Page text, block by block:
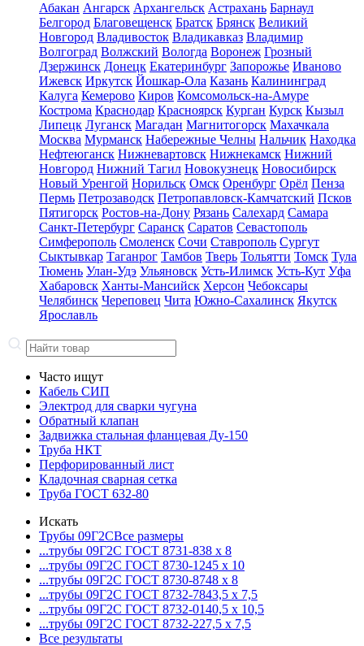
Абакан Ангарск Архангельск Астрахань Барнаул
Белгород Благовещенск Братск Брянск Великий
Новгород Владивосток Владикавказ Владимир
Волгоград Волжский Вологда Воронеж Грозный
Дзержинск Донецк Екатеринбург Запорожье Иваново
Ижевск Иркутск Йошкар-Ола Казань Калининград
Калуга Кемерово Киров Комсомольск-на-Амуре
Кострома Краснодар Красноярск Курган Курск Кызыл
Липецк Луганск Магадан Магнитогорск Махачкала
Москва Мурманск Набережные Челны Нальчик Находка
Нефтеюганск Нижневартовск Нижнекамск Нижний
Новгород Нижний Тагил Новокузнецк Новосибирск
Новый Уренгой Норильск Омск Оренбург Орёл Пенза
Пермь Петрозаводск Петропавловск-Камчатский Псков
Пятигорск Ростов-на-Дону Рязань Салехард Самара
Санкт-Петербург Саранск Саратов Севастополь
Симферополь Смоленск Сочи Ставрополь Сургут
Сыктывкар Таганрог Тамбов Тверь Тольятти Томск Тула
Тюмень Улан-Удэ Ульяновск Усть-Илимск Усть-Кут Уфа
Хабаровск Ханты-Мансийск Херсон Чебоксары
Челябинск Череповец Чита Южно-Сахалинск Якутск
Ярославль
Часто ищут
Кабель СИП
Электрод для сварки чугуна
Обратный клапан
Задвижка стальная фланцевая Ду-150
Труба НКТ
Перфорированный лист
Кладочная сварная сетка
Труба ГОСТ 632-80
Искать
Трубы 09Г2СВсе размеры
...трубы 09Г2С ГОСТ 8731-838 x 8
...трубы 09Г2С ГОСТ 8730-1245 x 10
...трубы 09Г2С ГОСТ 8730-8748 x 8
...трубы 09Г2С ГОСТ 8732-7843,5 x 7,5
...трубы 09Г2С ГОСТ 8732-0140,5 x 10,5
...трубы 09Г2С ГОСТ 8732-227,5 x 7,5
Все результаты